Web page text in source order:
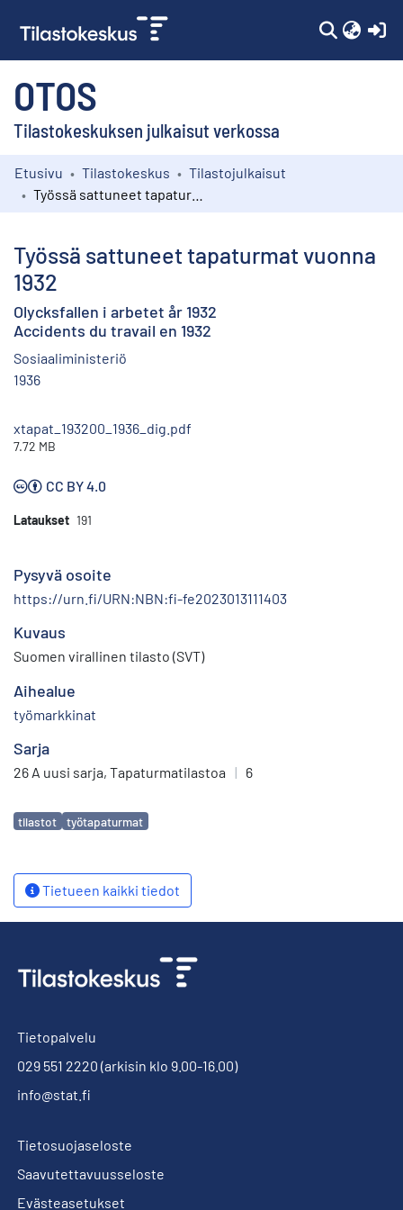
OTOS
Tilastokeskuksen julkaisut verkossa
Kokoelmat
Etusivu Tilastokeskus
Tilastojulkaisut
Työssä sattuneet tapaturmat vuonna
1932
Olycksfallen i arbetet år 1932
Accidents du travail en 1932
Sosiaaliministeriö
1936
xtapat_193200_1936_dig.pdf
7.72 MB
CC BY 4.0
Lataukset 191
Pysyvä osoite
https://urn.fi/URN:NBN:fi-fe2023013111403
Kuvaus
Suomen virallinen tilasto (SVT)
Aihealue
työmarkkinat
Sarja
26 A uusi sarja, Tapaturmatilastoa | 6
Avainsanat
tilastot työtapaturmat
Tietueen kaikki tiedot
Tietopalvelu
029 551 2220 (arkisin klo 9.00-16.00)
info@stat.fi
Tietosuojaseloste
Saavutettavuusseloste
Evästeasetukset